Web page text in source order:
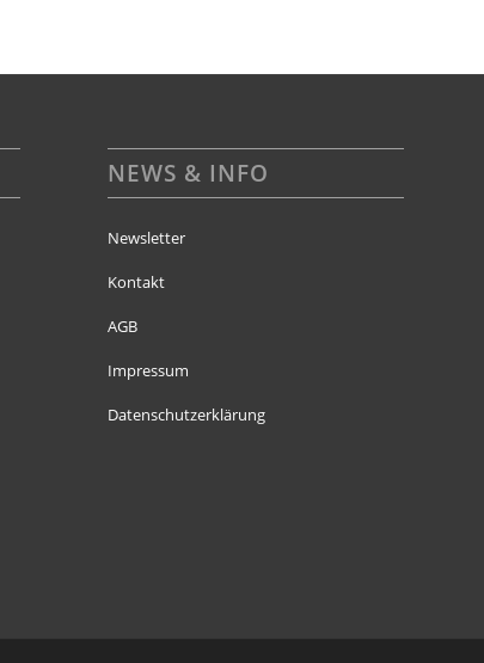
NEWS & INFO
Newsletter
Kontakt
AGB
Impressum
Datenschutzerklärung